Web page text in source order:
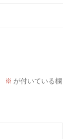
※ が付いている欄